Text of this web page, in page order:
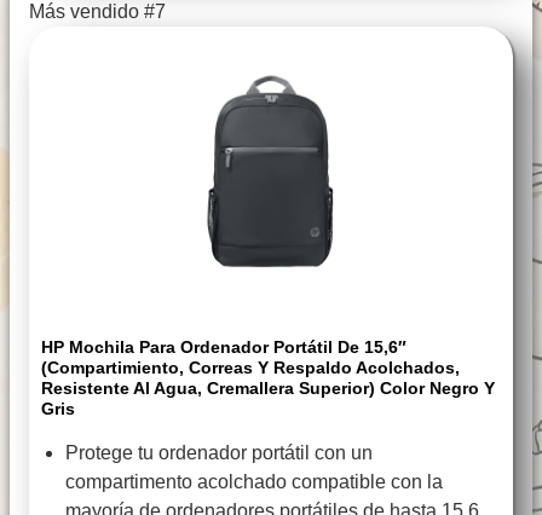
Más vendido #7
HP Mochila Para Ordenador Portátil De 15,6″
(Compartimiento, Correas Y Respaldo Acolchados,
Resistente Al Agua, Cremallera Superior) Color Negro Y
Gris
Protege tu ordenador portátil con un
compartimento acolchado compatible con la